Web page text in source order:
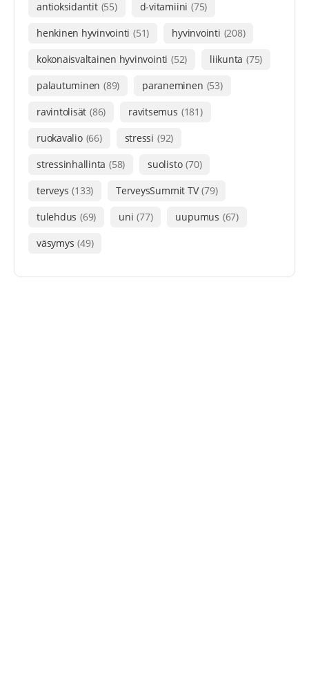
antioksidantit (55) d-vitamiini (75)
henkinen hyvinvointi (51) hyvinvointi (208)
kokonaisvaltainen hyvinvointi (52) liikunta (75)
palautuminen (89) paraneminen (53)
ravintolisät (86) ravitsemus (181)
ruokavalio (66) stressi (92)
stressinhallinta (58) suolisto (70)
terveys (133) TerveysSummit TV (79)
tulehdus (69) uni (77) uupumus (67)
väsymys (49)